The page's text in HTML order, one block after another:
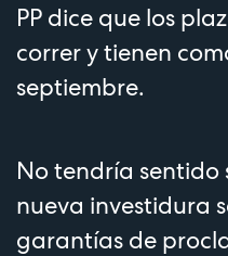
PP dice que los
correr y tienen
septiembre.
No tendría sentido
nueva investidura
garantías de